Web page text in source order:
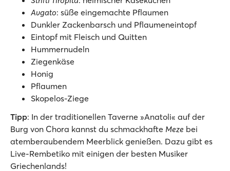
Avgato: süße eingemachte Pflaumen
Dunkler Zackenbarsch und Pflaumeneintopf
Eintopf mit Fleisch und Quitten
Hummernudeln
Ziegenkäse
Honig
Pflaumen
Skopelos-Ziege
Tipp: In der traditionellen Taverne »Anatoli« auf der
Burg von Chora kannst du schmackhafte Meze bei
atemberaubendem Meerblick genießen. Dazu gibt es
Live-Rembetiko mit einigen der besten Musiker
Griechenlands!